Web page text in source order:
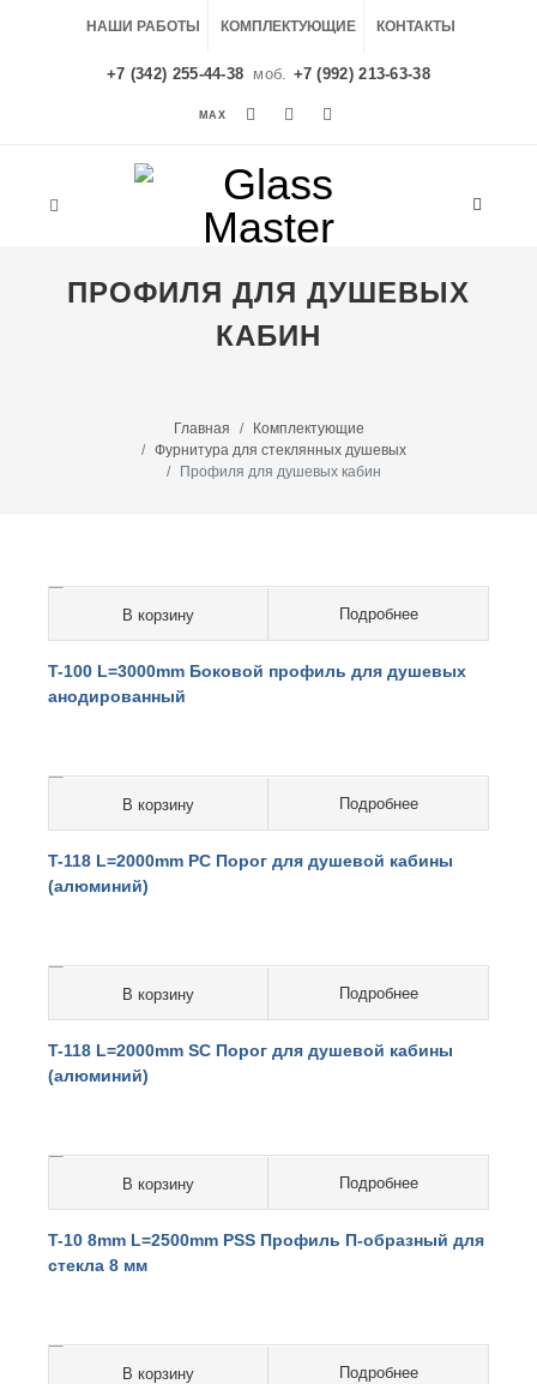
НАШИ РАБОТЫ КОМПЛЕКТУЮЩИЕ КОНТАКТЫ
+7 (342) 255-44-38 моб. +7 (992) 213-63-38
MAX
ПРОФИЛЯ ДЛЯ ДУШЕВЫХ
КАБИН
Главная
Комплектующие
Фурнитура для стеклянных душевых
Профиля для душевых кабин
В корзину Подробнее
T-100 L=3000mm Боковой профиль для душевых
анодированный
В корзину Подробнее
T-118 L=2000mm PC Порог для душевой кабины
(алюминий)
В корзину Подробнее
T-118 L=2000mm SC Порог для душевой кабины
(алюминий)
В корзину Подробнее
T-10 8mm L=2500mm PSS Профиль П-образный для
стекла 8 мм
В корзину Подробнее